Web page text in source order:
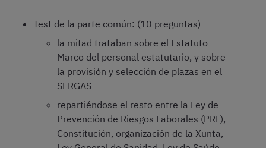
Test de la parte común: (10 preguntas)
la mitad trataban sobre el Estatuto
Marco del personal estatutario, y sobre
la provisión y selección de plazas en el
SERGAS
repartiéndose el resto entre la Ley de
Prevención de Riesgos Laborales (PRL),
Constitución, organización de la Xunta,